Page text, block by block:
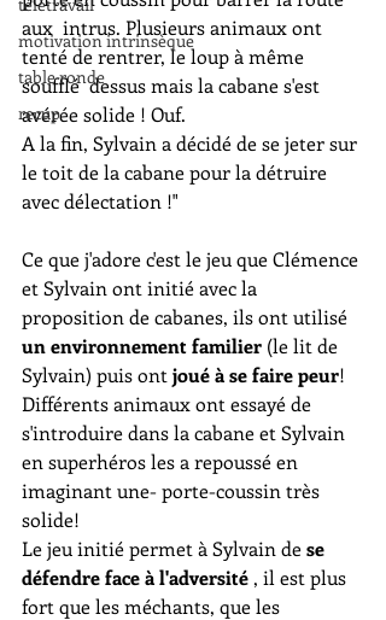
motivation intrinsèque
table ronde
recup
aux  intrus. Plusieurs animaux ont
tenté de rentrer, le loup à même
soufflé  dessus mais la cabane s'est
avérée solide ! Ouf.
A la fin, Sylvain a décidé de se jeter sur
le toit de la cabane pour la détruire
avec délectation !"
Ce que j'adore c'est le jeu que Clémence
et Sylvain ont initié avec la
proposition de cabanes, ils ont utilisé
un environnement familier (le lit de
Sylvain) puis ont joué à se faire peur!
Différents animaux ont essayé de
s'introduire dans la cabane et Sylvain
en superhéros les a repoussé en
imaginant une- porte-coussin très
solide!
Le jeu initié permet à Sylvain de se
défendre face à l'adversité , il est plus
fort que les méchants, que les